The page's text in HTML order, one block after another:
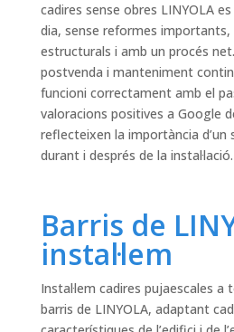
cadires sense obres LINYOLA
dia, sense reformes importants,
estructurals i amb un procés
postvenda i manteniment
funcioni correctament amb el
valoracions positives a Google
reflecteixen la importància d’un
durant i després de la instal·lació.
Barris de
instal·lem
Instal·lem cadires pujaescales
barris de LINYOLA, adaptant